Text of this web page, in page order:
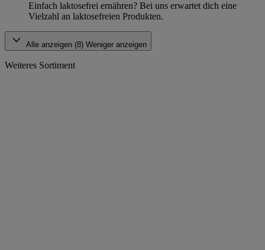
Einfach laktosefrei ernähren? Bei uns erwartet dich eine
Vielzahl an laktosefreien Produkten.
Alle anzeigen (8) Weniger anzeigen
Weiteres Sortiment